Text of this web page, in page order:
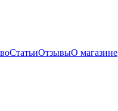
СтатьиОтзывыО магазине